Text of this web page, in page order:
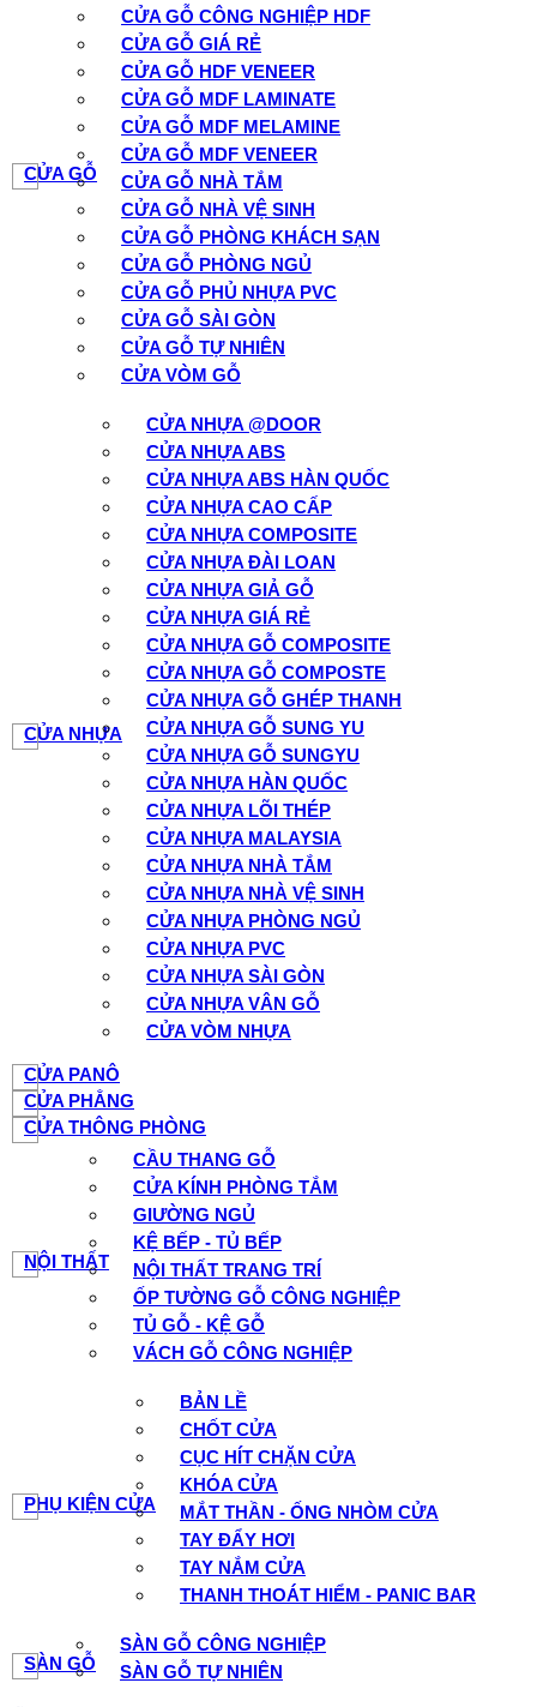
CỬA GỖ
CỬA GỖ CÔNG NGHIỆP HDF
CỬA GỖ GIÁ RẺ
CỬA GỖ HDF VENEER
CỬA GỖ MDF LAMINATE
CỬA GỖ MDF MELAMINE
CỬA GỖ MDF VENEER
CỬA GỖ NHÀ TẮM
CỬA GỖ NHÀ VỆ SINH
CỬA GỖ PHÒNG KHÁCH SẠN
CỬA GỖ PHÒNG NGỦ
CỬA GỖ PHỦ NHỰA PVC
CỬA GỖ SÀI GÒN
CỬA GỖ TỰ NHIÊN
CỬA VÒM GỖ
CỬA NHỰA
CỬA NHỰA @DOOR
CỬA NHỰA ABS
CỬA NHỰA ABS HÀN QUỐC
CỬA NHỰA CAO CẤP
CỬA NHỰA COMPOSITE
CỬA NHỰA ĐÀI LOAN
CỬA NHỰA GIẢ GỖ
CỬA NHỰA GIÁ RẺ
CỬA NHỰA GỖ COMPOSITE
CỬA NHỰA GỖ COMPOSTE
CỬA NHỰA GỖ GHÉP THANH
CỬA NHỰA GỖ SUNG YU
CỬA NHỰA GỖ SUNGYU
CỬA NHỰA HÀN QUỐC
CỬA NHỰA LÕI THÉP
CỬA NHỰA MALAYSIA
CỬA NHỰA NHÀ TẮM
CỬA NHỰA NHÀ VỆ SINH
CỬA NHỰA PHÒNG NGỦ
CỬA NHỰA PVC
CỬA NHỰA SÀI GÒN
CỬA NHỰA VÂN GỖ
CỬA VÒM NHỰA
CỬA PANÔ
CỬA PHẲNG
CỬA THÔNG PHÒNG
NỘI THẤT
CẦU THANG GỖ
CỬA KÍNH PHÒNG TẮM
GIƯỜNG NGỦ
KỆ BẾP - TỦ BẾP
NỘI THẤT TRANG TRÍ
ỐP TƯỜNG GỖ CÔNG NGHIỆP
TỦ GỖ - KỆ GỖ
VÁCH GỖ CÔNG NGHIỆP
PHỤ KIỆN CỬA
BẢN LỀ
CHỐT CỬA
CỤC HÍT CHẶN CỬA
KHÓA CỬA
MẮT THẦN - ỐNG NHÒM CỬA
TAY ĐẨY HƠI
TAY NẮM CỬA
THANH THOÁT HIỂM - PANIC BAR
SÀN GỖ
SÀN GỖ CÔNG NGHIỆP
SÀN GỖ TỰ NHIÊN